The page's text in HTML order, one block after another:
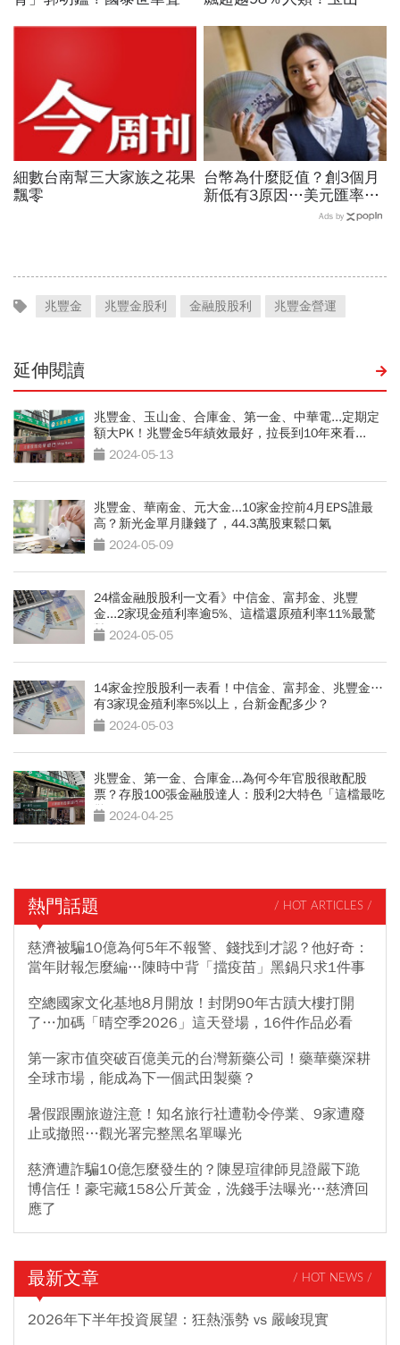
二哲學」：長官請自己卯下
去玩AI
細數台南幫三大家族之花果
飄零
台幣為什麼貶值？創3個月
新低有3原因…美元匯率接
下來怎麼走？央行點出後市
Ads by
兆豐金 兆豐金股利 金融股股利 兆豐金營運
延伸閱讀
兆豐金、玉山金、合庫金、第一金、中華電...定期定
額大PK！兆豐金5年績效最好，拉長到10年來看...
2024-05-13
兆豐金、華南金、元大金...10家金控前4月EPS誰最
高？新光金單月賺錢了，44.3萬股東鬆口氣
2024-05-09
24檔金融股股利一文看》中信金、富邦金、兆豐
金...2家現金殖利率逾5%、這檔還原殖利率11%最驚
豔 2024-05-05
14家金控股股利一表看！中信金、富邦金、兆豐金…
有3家現金殖利率5%以上，台新金配多少？
2024-05-03
兆豐金、第一金、合庫金...為何今年官股很敢配股
票？存股100張金融股達人：股利2大特色「這檔最吃
驚」2024-04-25
熱門話題 / HOT ARTICLES /
慈濟被騙10億為何5年不報警、錢找到才認？他好奇：
當年財報怎麼編…陳時中背「擋疫苗」黑鍋只求1件事
空總國家文化基地8月開放！封閉90年古蹟大樓打開
了…加碼「晴空季2026」這天登場，16件作品必看
第一家市值突破百億美元的台灣新藥公司！藥華藥深耕
全球市場，能成為下一個武田製藥？
暑假跟團旅遊注意！知名旅行社遭勒令停業、9家遭廢
止或撤照…觀光署完整黑名單曝光
慈濟遭詐騙10億怎麼發生的？陳昱瑄律師見證嚴下跪
博信任！豪宅藏158公斤黃金，洗錢手法曝光…慈濟回
應了
最新文章 / HOT NEWS /
2026年下半年投資展望：狂熱漲勢 vs 嚴峻現實